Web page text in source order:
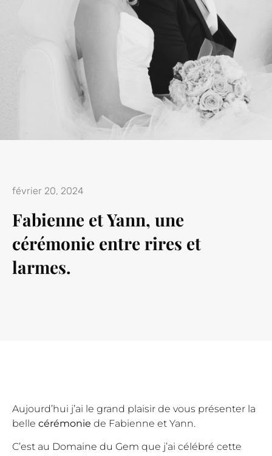
février 20, 2024
Fabienne et Yann, une
cérémonie entre rires et
larmes.
Aujourd’hui j’ai le grand plaisir de vous présenter la
belle cérémonie de Fabienne et Yann.
C’est au Domaine du Gem que j’ai célébré cette